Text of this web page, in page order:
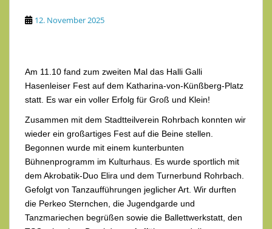
12. November 2025
Am 11.10 fand zum zweiten Mal das Halli Galli
Hasenleiser Fest auf dem Katharina-von-Künßberg-Platz
statt. Es war ein voller Erfolg für Groß und Klein!
Zusammen mit dem Stadtteilverein Rohrbach konnten wir
wieder ein großartiges Fest auf die Beine stellen.
Begonnen wurde mit einem kunterbunten
Bühnenprogramm im Kulturhaus. Es wurde sportlich mit
dem Akrobatik-Duo Elira und dem Turnerbund Rohrbach.
Gefolgt von Tanzaufführungen jeglicher Art. Wir durften
die Perkeo Sternchen, die Jugendgarde und
Tanzmariechen begrüßen sowie die Ballettwerkstatt, den